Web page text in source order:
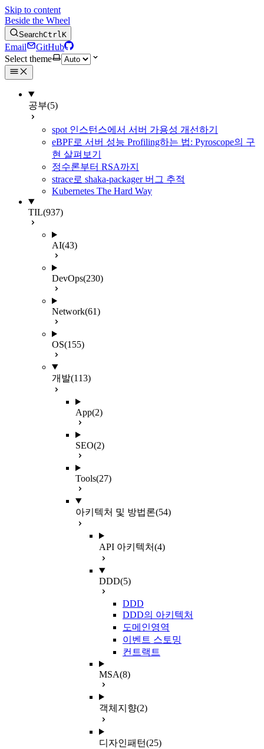
Skip to content
Beside the Wheel
SearchCtrlK
Email
GitHub
Select theme
공부(5)
spot 인스턴스에서 서버 가용성 개선하기
eBPF로 서버 성능 Profiling하는 법: Pyroscope의 구
현 살펴보기
정수론부터 RSA까지
strace로 shaka-packager 버그 추적
Kubernetes The Hard Way
TIL(937)
AI(43)
DevOps(230)
Network(61)
OS(155)
개발(113)
App(2)
SEO(2)
Tools(27)
아키텍처 및 방법론(54)
API 아키텍처(4)
DDD(5)
DDD
DDD의 아키텍처
도메인영역
이벤트 스토밍
컨트랙트
MSA(8)
객체지향(2)
디자인패턴(25)